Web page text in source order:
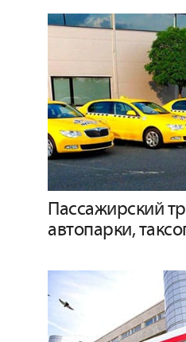
Пассажирский
автопарки,